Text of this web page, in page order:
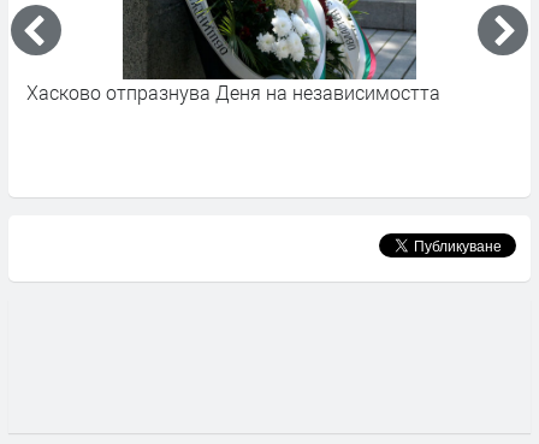
Хасково отпразнува Деня на независимостта